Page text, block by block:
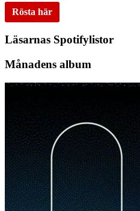
Rösta här
Läsarnas Spotifylistor
Månadens album